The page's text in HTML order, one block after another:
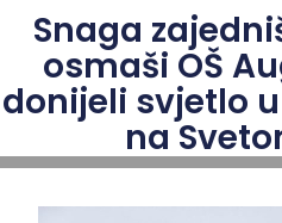
Snaga
osmaši OŠ
donijeli svjetlo
na